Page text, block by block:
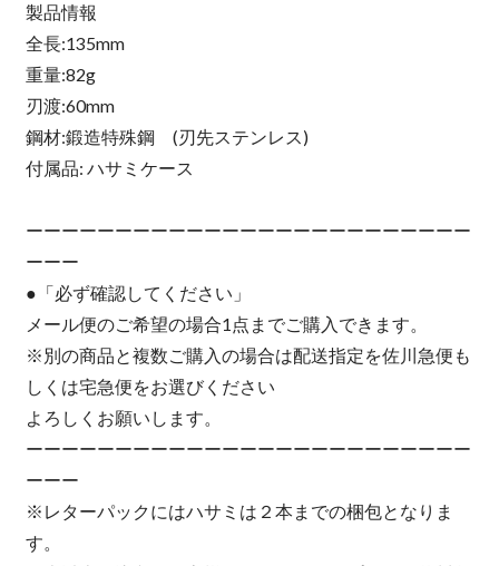
製品情報
全長:135mm
重量:82g
刃渡:60mm
鋼材:鍛造特殊鋼 (刃先ステンレス)
付属品: ハサミケース
ーーーーーーーーーーーーーーーーーーーーーーーーー
ーーー
●「必ず確認してください」
メール便のご希望の場合1点までご購入できます。
※別の商品と複数ご購入の場合は配送指定を佐川急便も
しくは宅急便をお選びください
よろしくお願いします。
ーーーーーーーーーーーーーーーーーーーーーーーーー
ーーー
※レターパックにはハサミは２本までの梱包となりま
す。